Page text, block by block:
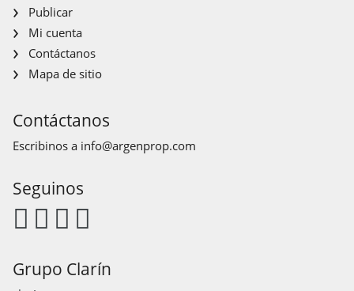
Publicar
Mi cuenta
Contáctanos
Mapa de sitio
Contáctanos
Escribinos a info@argenprop.com
Seguinos
Grupo Clarín